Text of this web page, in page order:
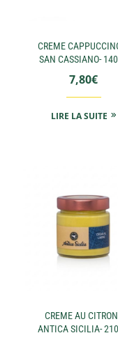
CREME
SAN CASSIANO-
7,80€
LIRE LA SUITE
CREME AU
ANTICA SICILIA-